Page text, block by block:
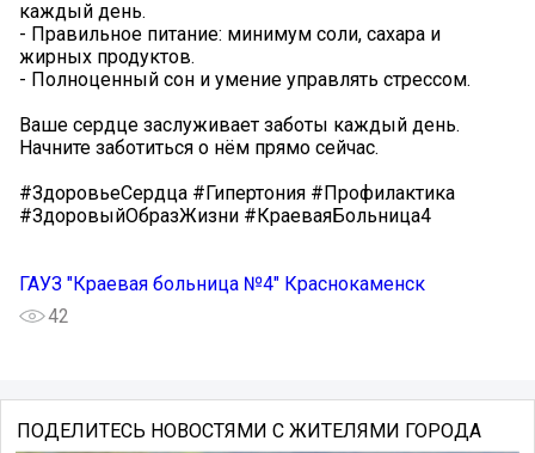
каждый день.
- Правильное питание: минимум соли, сахара и
жирных продуктов.
- Полноценный сон и умение управлять стрессом.
Ваше сердце заслуживает заботы каждый день.
Начните заботиться о нём прямо сейчас.
#ЗдоровьеСердца #Гипертония #Профилактика
#ЗдоровыйОбразЖизни #КраеваяБольница4
ГАУЗ "Краевая больница №4" Краснокаменск
42
ПОДЕЛИТЕСЬ НОВОСТЯМИ С ЖИТЕЛЯМИ ГОРОДА